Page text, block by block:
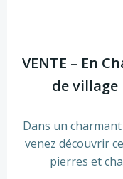
VENTE – En
de village
Dans un
venez découvrir
pierres et